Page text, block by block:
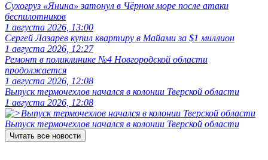
Сухогруз «Янина» затонул в Чёрном море после атаки
беспилотников
1 августа 2026, 13:00
Сергей Лазарев купил квартиру в Майами за $1 миллион
1 августа 2026, 12:27
Ремонт в поликлинике №4 Новгородской области
продолжается
1 августа 2026, 12:08
Выпуск термочехлов начался в колонии Тверской области
1 августа 2026, 12:08
Выпуск термочехлов начался в колонии Тверской области
Читать все новости